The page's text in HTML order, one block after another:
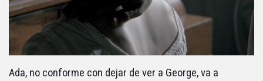
Ada, no conforme con dejar de ver a George, va a